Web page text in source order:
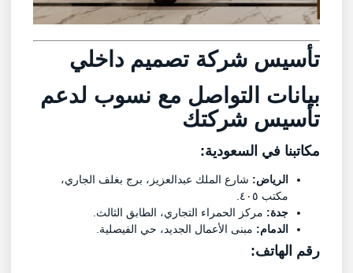
تأسيس شركة تصميم داخلي
بيانات التواصل معنسوبلدعم
تأسيس شركتك
مكاتبنا في السعودية:
الرياض:شارع الملك عبدالعزيز، برج بغلف الجاري،
مكتب ٤٠٥.
جدة:مركز الحمراء التجاري، الطابق الثالث.
الدمام:مبنى الأعمال الجديد، حي الفيصلية.
رقم الهاتف: